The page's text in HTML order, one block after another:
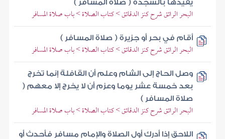
يقيدها بالسجدة ( صلاة المسافر )
البحر الرائق شرح كنز الدقائق > كتاب الصلاة > باب صلاة المسافر
أقام في بحر أو جزيرة ( صلاة المسافر )
البحر الرائق شرح كنز الدقائق > كتاب الصلاة > باب صلاة المسافر
وصل الحاج إلى الشام وعلم أن القافلة إنما تخرج
بعد خمسة عشر يوما وعزم أن لا يخرج إلا معهم (
صلاة المسافر )
البحر الرائق شرح كنز الدقائق > كتاب الصلاة > باب صلاة المسافر
اللاحق إذا أدرك أول الصلاة والإمام مسافر فأحدث أو